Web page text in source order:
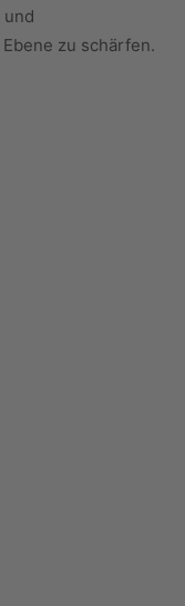
zu schärfen.